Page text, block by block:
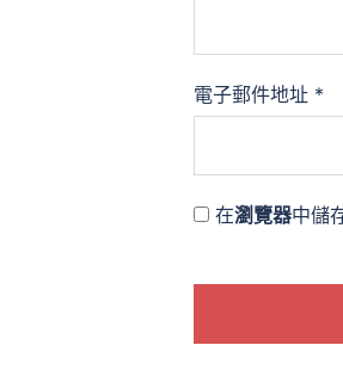
電子郵件地址 *
在瀏覽器中儲